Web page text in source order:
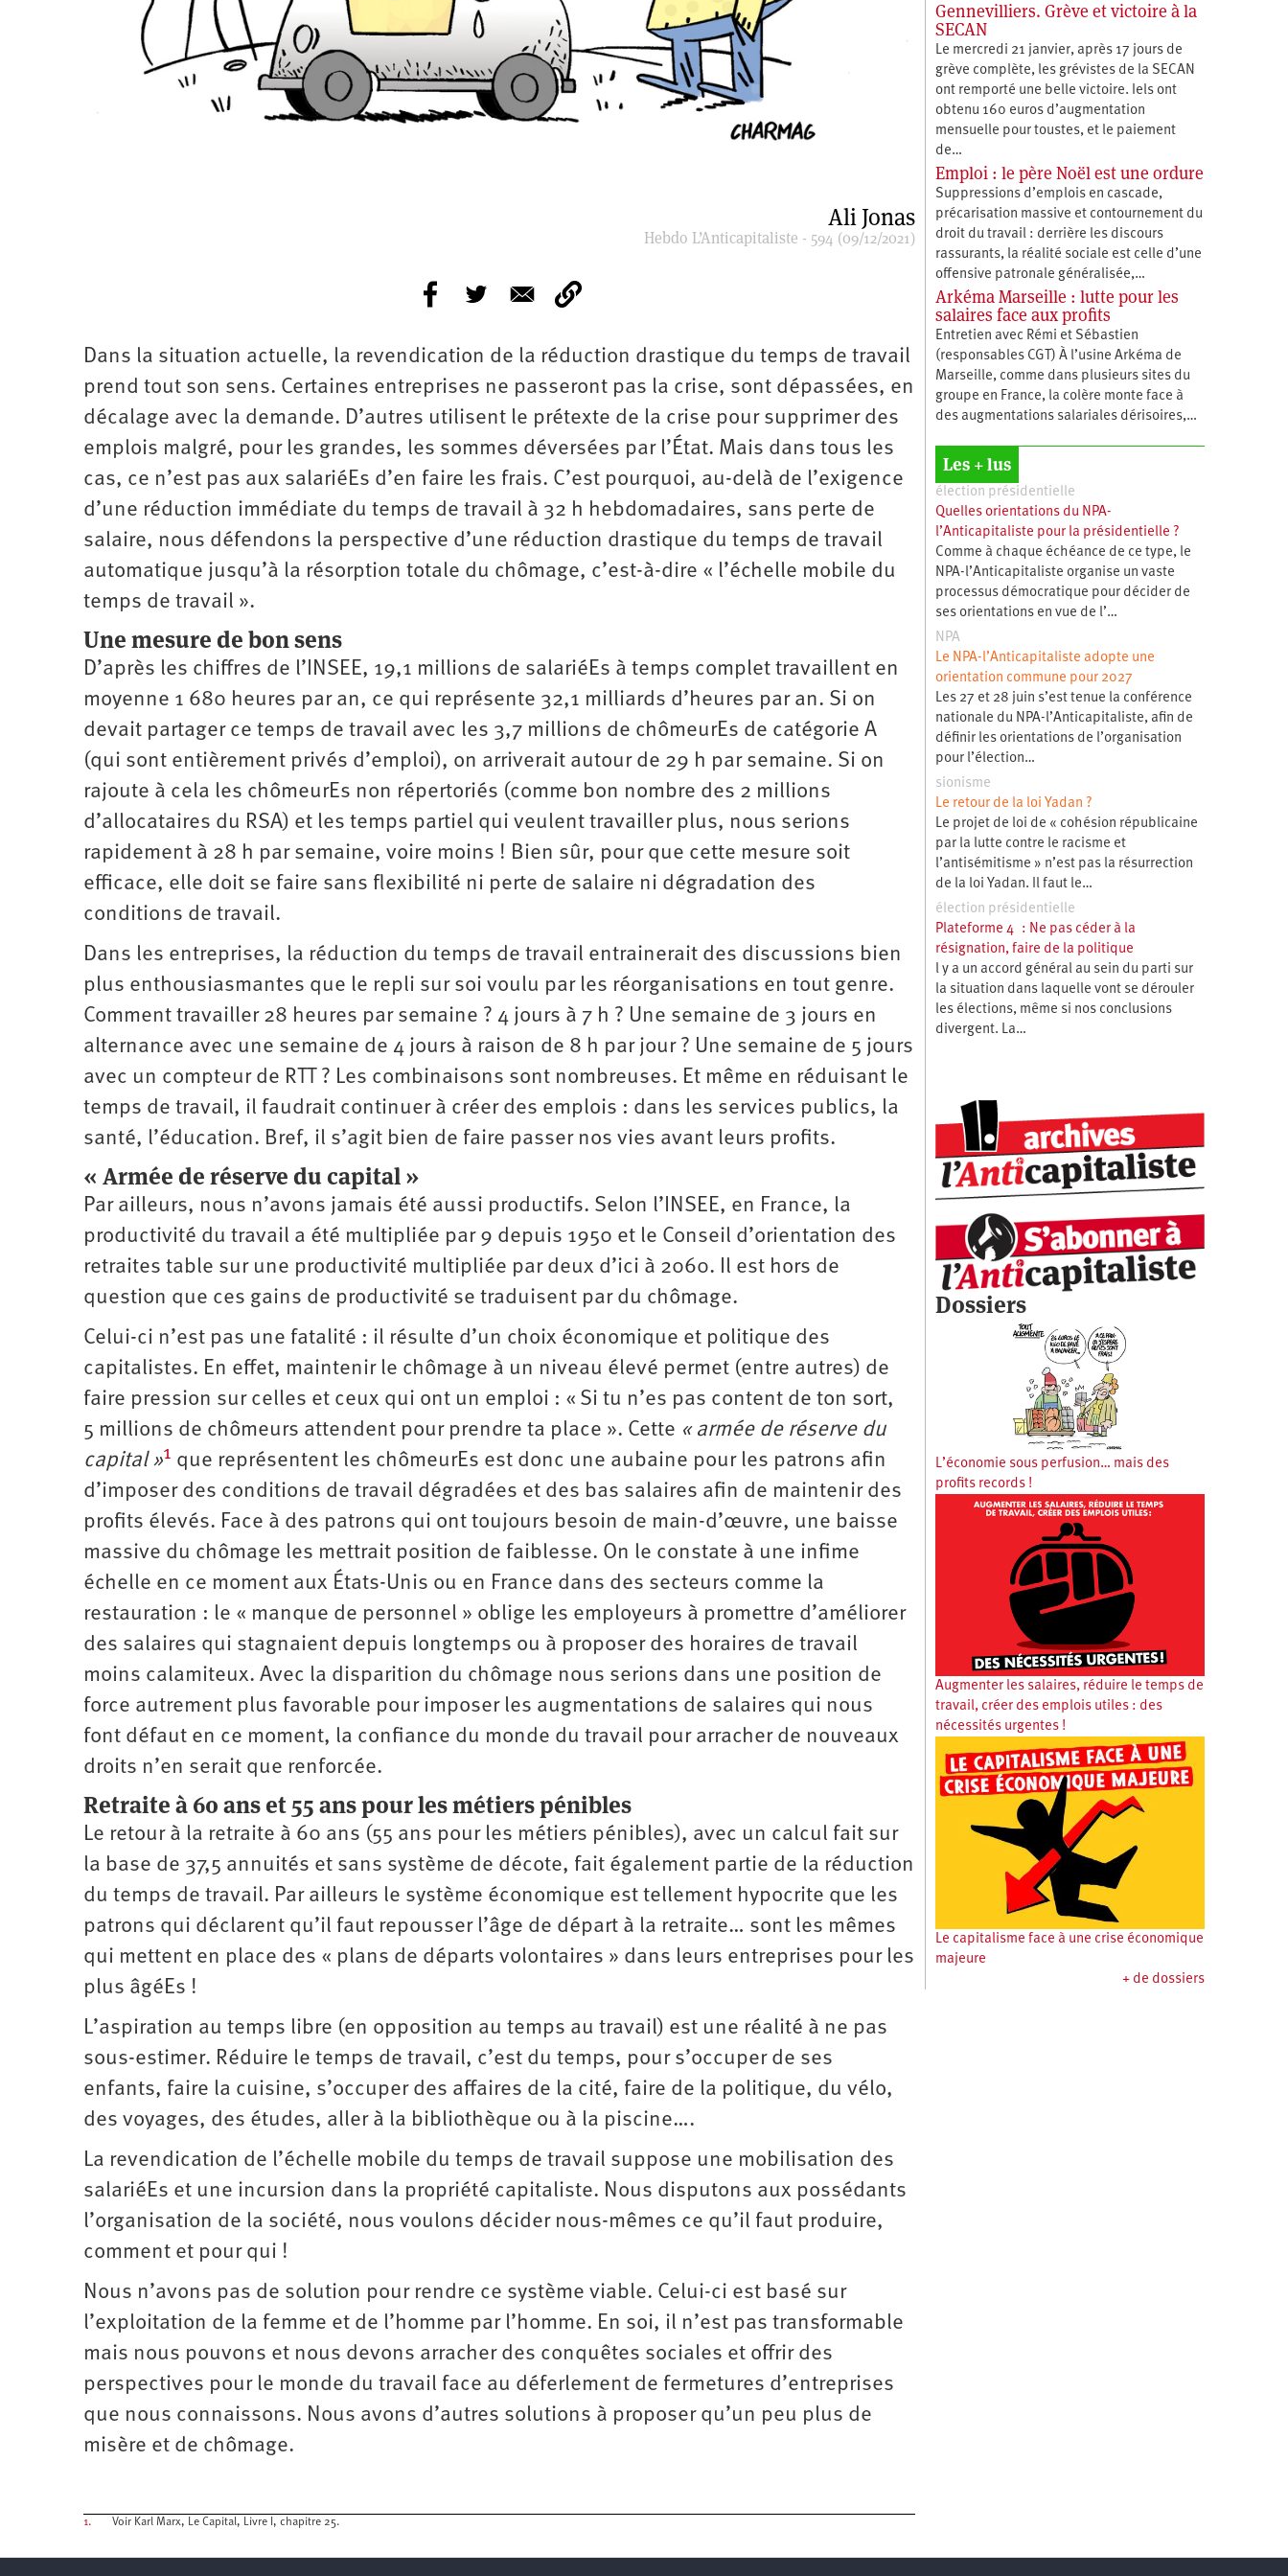
Ali Jonas
Hebdo L’Anticapitaliste - 594 (09/12/2021)
Dans la situation actuelle, la revendication de la réduction drastique du temps de travail
prend tout son sens. Certaines entreprises ne passeront pas la crise, sont dépassées, en
décalage avec la demande. D’autres utilisent le prétexte de la crise pour supprimer des
emplois malgré, pour les grandes, les sommes déversées par l’État. Mais dans tous les
cas, ce n’est pas aux salariéEs d’en faire les frais. C’est pourquoi, au-delà de l’exigence
d’une réduction immédiate du temps de travail à 32 h hebdomadaires, sans perte de
salaire, nous défendons la perspective d’une réduction drastique du temps de travail
automatique jusqu’à la résorption totale du chômage, c’est-à-dire « l’échelle mobile du
temps de travail ».
Une mesure de bon sens
D’après les chiffres de l’INSEE, 19,1 millions de salariéEs à temps complet travaillent en
moyenne 1 680 heures par an, ce qui représente 32,1 milliards d’heures par an. Si on
devait partager ce temps de travail avec les 3,7 millions de chômeurEs de catégorie A
(qui sont entièrement privés d’emploi), on arriverait autour de 29 h par semaine. Si on
rajoute à cela les chômeurEs non répertoriés (comme bon nombre des 2 millions
d’allocataires du RSA) et les temps partiel qui veulent travailler plus, nous serions
rapidement à 28 h par semaine, voire moins ! Bien sûr, pour que cette mesure soit
efficace, elle doit se faire sans flexibilité ni perte de salaire ni dégradation des
conditions de travail.
Dans les entreprises, la réduction du temps de travail entrainerait des discussions bien
plus enthousiasmantes que le repli sur soi voulu par les réorganisations en tout genre.
Comment travailler 28 heures par semaine ? 4 jours à 7 h ? Une semaine de 3 jours en
alternance avec une semaine de 4 jours à raison de 8 h par jour ? Une semaine de 5 jours
avec un compteur de RTT ? Les combinaisons sont nombreuses. Et même en réduisant le
temps de travail, il faudrait continuer à créer des emplois : dans les services publics, la
santé, l’éducation. Bref, il s’agit bien de faire passer nos vies avant leurs profits.
« Armée de réserve du capital »
Par ailleurs, nous n’avons jamais été aussi productifs. Selon l’INSEE, en France, la
productivité du travail a été multipliée par 9 depuis 1950 et le Conseil d’orientation des
retraites table sur une productivité multipliée par deux d’ici à 2060. Il est hors de
question que ces gains de productivité se traduisent par du chômage.
Celui-ci n’est pas une fatalité : il résulte d’un choix économique et politique des
capitalistes. En effet, maintenir le chômage à un niveau élevé permet (entre autres) de
faire pression sur celles et ceux qui ont un emploi : « Si tu n’es pas content de ton sort,
5 millions de chômeurs attendent pour prendre ta place ». Cette « armée de réserve du
capital »1 que représentent les chômeurEs est donc une aubaine pour les patrons afin
d’imposer des conditions de travail dégradées et des bas salaires afin de maintenir des
profits élevés. Face à des patrons qui ont toujours besoin de main-d’œuvre, une baisse
massive du chômage les mettrait position de faiblesse. On le constate à une infime
échelle en ce moment aux États-Unis ou en France dans des secteurs comme la
restauration : le « manque de personnel » oblige les employeurs à promettre d’améliorer
des salaires qui stagnaient depuis longtemps ou à proposer des horaires de travail
moins calamiteux. Avec la disparition du chômage nous serions dans une position de
force autrement plus favorable pour imposer les augmentations de salaires qui nous
font défaut en ce moment, la confiance du monde du travail pour arracher de nouveaux
droits n’en serait que renforcée.
Retraite à 60 ans et 55 ans pour les métiers pénibles
Le retour à la retraite à 60 ans (55 ans pour les métiers pénibles), avec un calcul fait sur
la base de 37,5 annuités et sans système de décote, fait également partie de la réduction
du temps de travail. Par ailleurs le système économique est tellement hypocrite que les
patrons qui déclarent qu’il faut repousser l’âge de départ à la retraite… sont les mêmes
qui mettent en place des « plans de départs volontaires » dans leurs entreprises pour les
plus âgéEs !
L’aspiration au temps libre (en opposition au temps au travail) est une réalité à ne pas
sous-­estimer. Réduire le temps de travail, c’est du temps, pour s’occuper de ses
enfants, faire la cuisine, s’occuper des affaires de la cité, faire de la politique, du vélo,
des voyages, des études, aller à la bibliothèque ou à la piscine….
La revendication de l’échelle mobile du temps de travail suppose une mobilisation des
salariéEs et une incursion dans la propriété capitaliste. Nous disputons aux possédants
l’organisation de la société, nous voulons décider nous-mêmes ce qu’il faut produire,
comment et pour qui !
Nous n’avons pas de solution pour rendre ce système viable. Celui-ci est basé sur
l’exploitation de la femme et de l’homme par l’homme. En soi, il n’est pas transformable
mais nous pouvons et nous devons arracher des conquêtes sociales et offrir des
perspectives pour le monde du travail face au déferlement de fermetures d’entreprises
que nous connaissons. Nous avons d’autres solutions à proposer qu’un peu plus de
misère et de chômage.
1. Voir Karl Marx, Le Capital, Livre I, chapitre 25.
Gennevilliers. Grève et victoire à la
SECAN
Le mercredi 21 janvier, après 17 jours de
grève complète, les grévistes de la SECAN
ont remporté une belle victoire. Iels ont
obtenu 160 euros d’augmentation
mensuelle pour toustes, et le paiement
de…
Emploi : le père Noël est une ordure
Suppressions d’emplois en cascade,
précarisation massive et contournement du
droit du travail : derrière les discours
rassurants, la réalité sociale est celle d’une
offensive patronale généralisée,…
Arkéma Marseille : lutte pour les
salaires face aux profits
Entretien avec Rémi et Sébastien
(responsables CGT) À l’usine Arkéma de
Marseille, comme dans plusieurs sites du
groupe en France, la colère monte face à
des augmentations salariales dérisoires,…
Les + lus
élection présidentielle
Quelles orientations du NPA-
l’Anticapitaliste pour la présidentielle ?
Comme à chaque échéance de ce type, le
NPA-l’Anticapitaliste organise un vaste
processus démocratique pour décider de
ses orientations en vue de l’…
NPA
Le NPA-l’Anticapitaliste adopte une
orientation commune pour 2027
Les 27 et 28 juin s’est tenue la conférence
nationale du NPA-l’Anticapitaliste, afin de
définir les orientations de l’organisation
pour l’élection…
sionisme
Le retour de la loi Yadan ?
Le projet de loi de « cohésion républicaine
par la lutte contre le racisme et
l’antisémitisme » n’est pas la résurrection
de la loi Yadan. Il faut le…
élection présidentielle
Plateforme 4 : Ne pas céder à la
résignation, faire de la politique
l y a un accord général au sein du parti sur
la situation dans laquelle vont se dérouler
les élections, même si nos conclusions
divergent. La…
Dossiers
L’économie sous perfusion… mais des
profits records !
Augmenter les salaires, réduire le temps de
travail, créer des emplois utiles : des
nécessités urgentes !
Le capitalisme face à une crise économique
majeure
+ de dossiers